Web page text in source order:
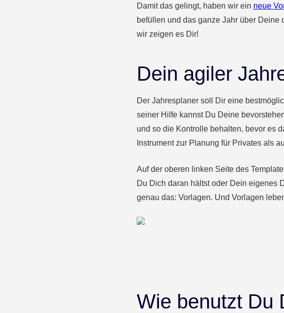
Damit das gelingt, haben wir ein neue
befüllen und das ganze Jahr über
wir zeigen es Dir!
Dein agiler
Der Jahresplaner soll Dir eine
seiner Hilfe kannst Du Deine
und so die Kontrolle behalten, bevor es
Instrument zur Planung für Privates als
Auf der oberen linken Seite des
Du Dich daran hältst oder Dein eigenes
genau das: Vorlagen. Und Vorlagen
Wie benutzt Du